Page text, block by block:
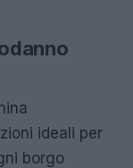
ideali per
borgo